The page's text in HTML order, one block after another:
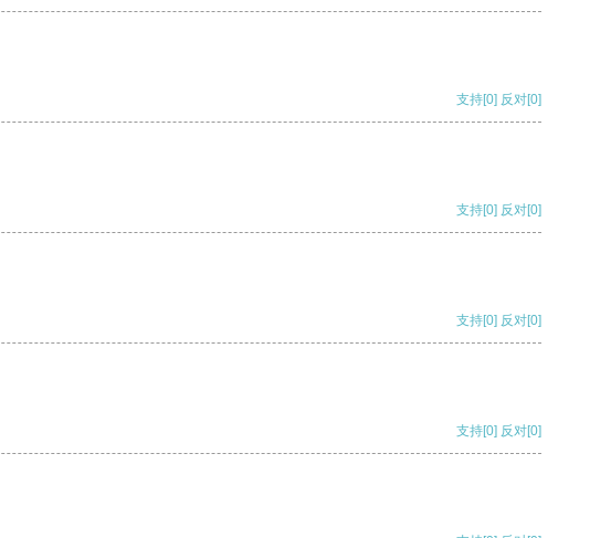
支持[0] 反对[0]
支持[0] 反对[0]
支持[0] 反对[0]
支持[0] 反对[0]